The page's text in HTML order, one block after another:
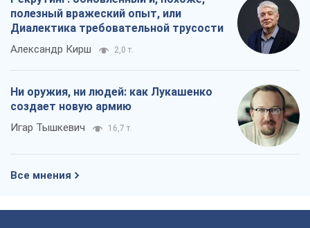
полезный вражеский опыт, или
Диалектика требовательной трусости
Александр Кирш 2,0 т.
Ни оружия, ни людей: как Лукашенко
создает новую армию
Игар Тышкевич 16,7 т.
Все мнения